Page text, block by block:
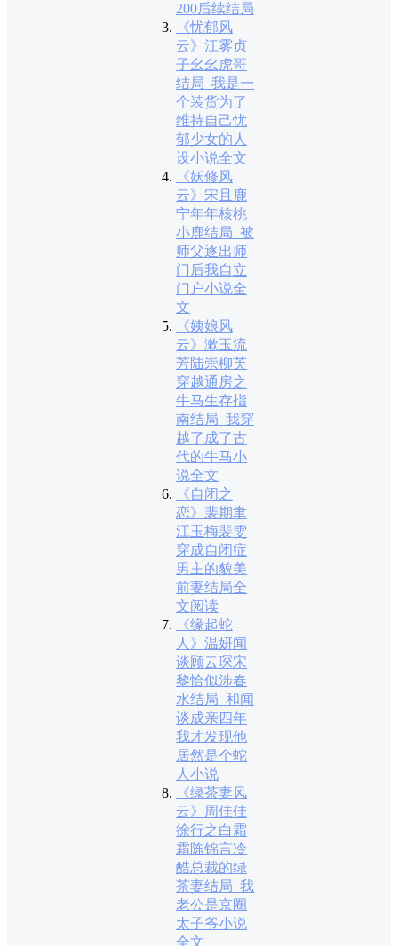
200后续结局
《忧郁风
云》江雾贞
子幺幺虎哥
结局_我是一
个装货为了
维持自己忧
郁少女的人
设小说全文
《妖修风
云》宋且鹿
宁年年核桃
小鹿结局_被
师父逐出师
门后我自立
门户小说全
文
《姨娘风
云》漱玉流
芳陆崇柳芙
穿越通房之
牛马生存指
南结局_我穿
越了成了古
代的牛马小
说全文
《自闭之
恋》裴期聿
江玉梅裴雯
穿成自闭症
男主的貌美
前妻结局全
文阅读
《缘起蛇
人》温妍闻
谈顾云琛宋
黎恰似涉春
水结局_和闻
谈成亲四年
我才发现他
居然是个蛇
人小说
《绿茶妻风
云》周佳佳
徐行之白霜
霜陈锦言冷
酷总裁的绿
茶妻结局_我
老公是京圈
太子爷小说
全文